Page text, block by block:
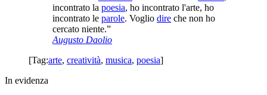
incontrato la poesia, ho incontrato l'arte, ho
incontrato le parole. Voglio dire che non ho
cercato niente.”
Augusto Daolio
[Tag:arte, creatività, musica, poesia]
In evidenza